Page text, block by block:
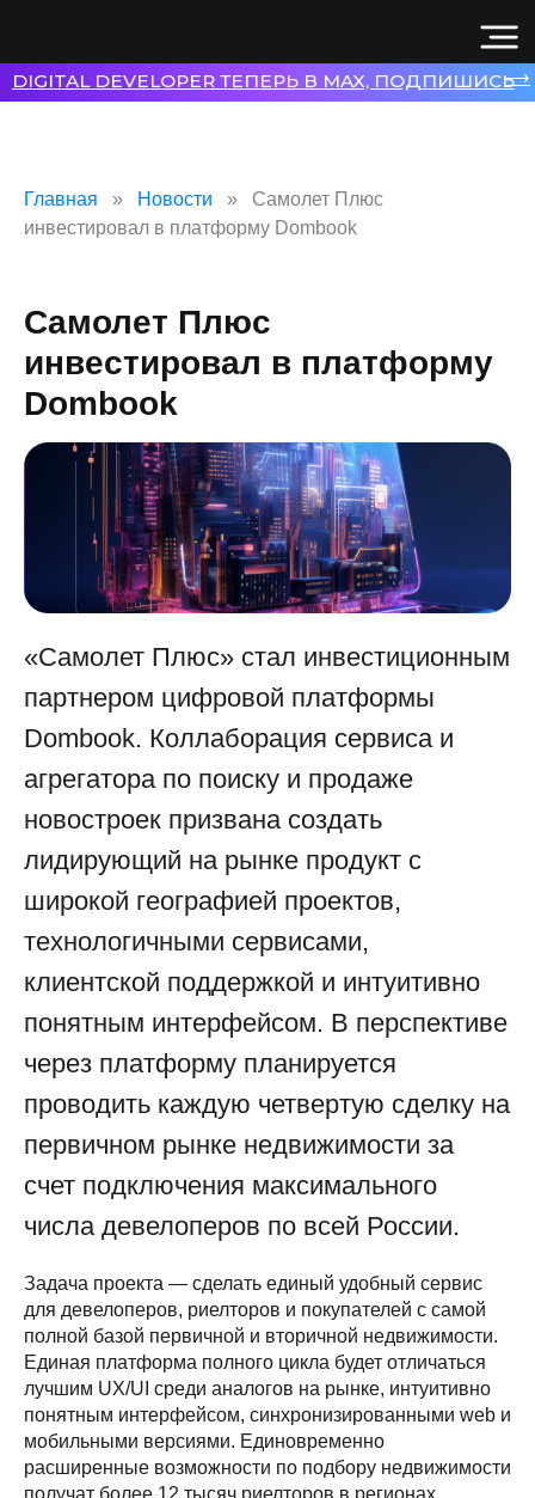
Главная Новости
Самолет Плюс
инвестировал в платформу Dombook
Самолет Плюс
инвестировал в платформу
Dombook
«Самолет Плюс» стал инвестиционным
партнером цифровой платформы
Dombook. Коллаборация сервиса и
агрегатора по поиску и продаже
новостроек призвана создать
лидирующий на рынке продукт с
широкой географией проектов,
технологичными сервисами,
клиентской поддержкой и интуитивно
понятным интерфейсом. В перспективе
через платформу планируется
проводить каждую четвертую сделку на
первичном рынке недвижимости за
счет подключения максимального
числа девелоперов по всей России.
Задача проекта — сделать единый удобный сервис
для девелоперов, риелторов и покупателей с самой
полной базой первичной и вторичной недвижимости.
Единая платформа полного цикла будет отличаться
лучшим UX/UI среди аналогов на рынке, интуитивно
понятным интерфейсом, синхронизированными web и
мобильными версиями. Единовременно
расширенные возможности по подбору недвижимости
получат более 12 тысяч риелторов в регионах